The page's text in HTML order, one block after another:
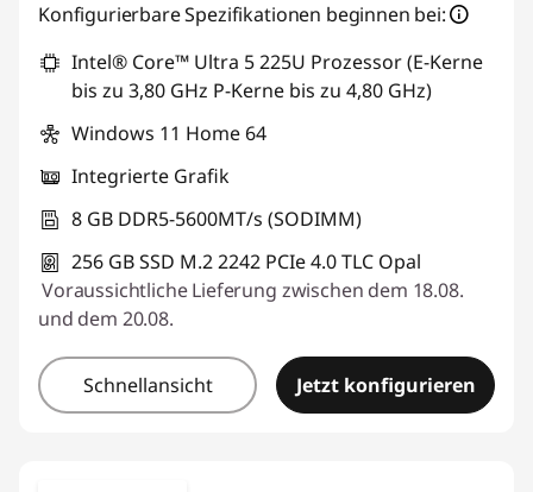
Konfigurierbare Spezifikationen beginnen bei:
Intel® Core™ Ultra 5 225U Prozessor (E-Kerne
bis zu 3,80 GHz P-Kerne bis zu 4,80 GHz)
Windows 11 Home 64
Integrierte Grafik
8 GB DDR5-5600MT/s (SODIMM)
256 GB SSD M.2 2242 PCIe 4.0 TLC Opal
Voraussichtliche Lieferung zwischen dem 18.08.
und dem 20.08.
Schnellansicht Jetzt konfigurieren